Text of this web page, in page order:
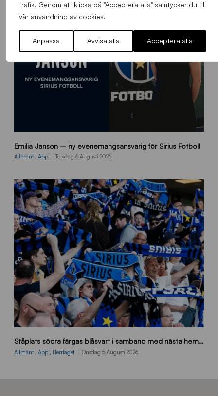
trafik. Genom att klicka på "Acceptera alla" samtycker du till
vår användning av cookies.
Anpassa Avvisa alla Acceptera alla
0
0
0
0
_
E
J
Emilia Janson – ny evenemangsansvarig för Sirius Fotboll
Allmänt , App Torsdag 6 Augusti 2026
ö
d
Ståplats södra färgas blåsvart i samband med nästa hemmamatch
Allmänt App Herrlaget Onsdag 5 Augusti 2026